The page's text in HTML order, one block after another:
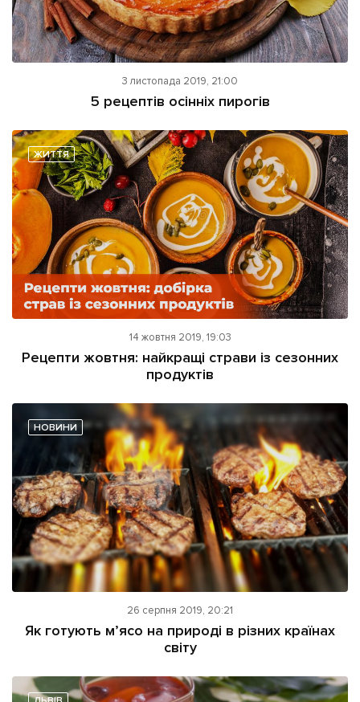
3 листопада 2019, 21:00
5 рецептів осінніх пирогів
ЖИТТЯ
14 жовтня 2019, 19:03
Рецепти жовтня: найкращі страви із сезонних
продуктів
НОВИНИ
26 серпня 2019, 20:21
Як готують м’ясо на природі в різних країнах
світу